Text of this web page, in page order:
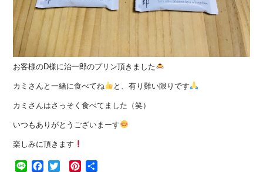
お客様のD様に治一郎のプリン頂きました
カミさんと一緒に食べてね と、有り難い限りです
カミさんはさっそく食べてました（笑）
いつもありがとうございまーす
楽しみに頂きます
Line Facebook
Twitter Pinterest